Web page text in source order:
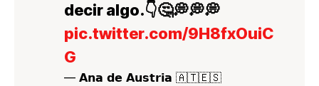
decir algo.👇🤔💭💭💭
pic.twitter.com/9H8fxOuiC
G
— 𝗔𝗻𝗮 𝗱𝗲 𝗔𝘂𝘀𝘁𝗿𝗶𝗮 🇦🇹🇪🇸